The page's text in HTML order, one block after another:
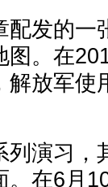
发的一
。在
放军使
演习，
在6月